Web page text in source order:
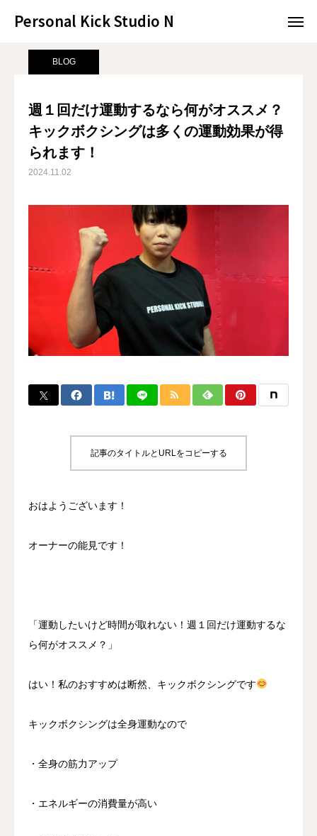
Personal Kick Studio N
サンプルページ BLOG 週１回だけ運動するなら何がオススメ？キックボクシングは多くの運動効果が得られます！
BLOG
週１回だけ運動するなら何がオススメ？
キックボクシングは多くの運動効果が得
られます！
2024.11.02
記事のタイトルとURLをコピーする
おはようございます！
オーナーの能見です！
「運動したいけど時間が取れない！週１回だけ運動するな
ら何がオススメ？」
はい！私のおすすめは断然、キックボクシングです
キックボクシングは全身運動なので
・全身の筋力アップ
・エネルギーの消費量が高い
Personal Kick Studio N
BLOG CONTACT
ホットペッパー
MENU
BLOG